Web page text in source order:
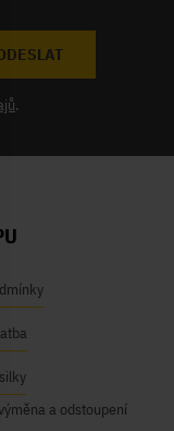
.
a odstoupení